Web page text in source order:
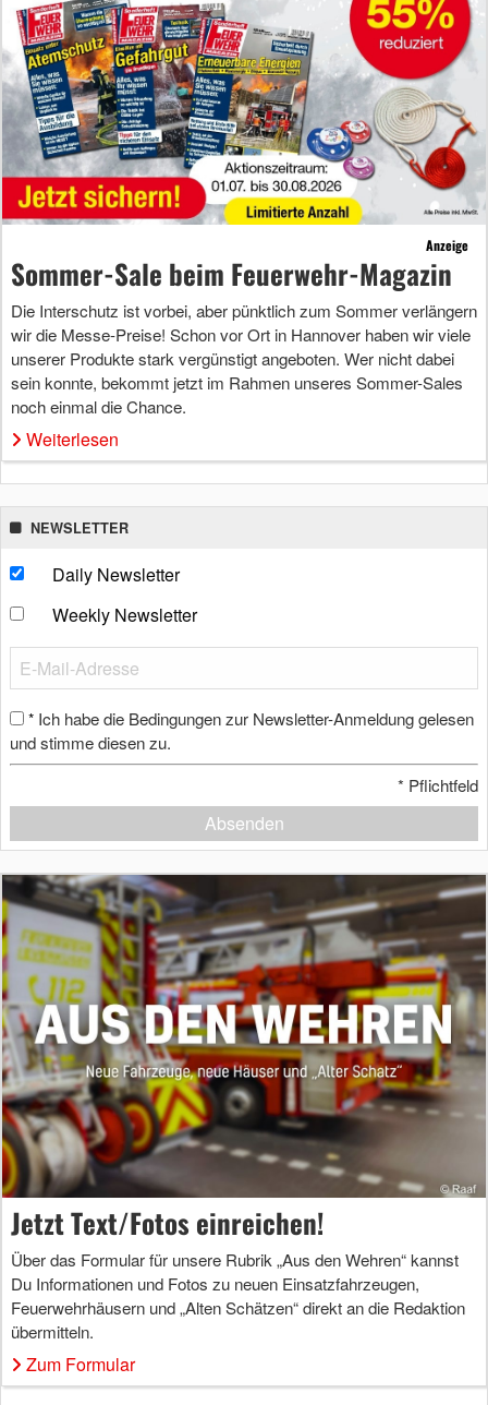
Anzeige
Sommer-Sale beim Feuerwehr-Magazin
Die Interschutz ist vorbei, aber pünktlich zum Sommer verlängern
wir die Messe-Preise! Schon vor Ort in Hannover haben wir viele
unserer Produkte stark vergünstigt angeboten. Wer nicht dabei
sein konnte, bekommt jetzt im Rahmen unseres Sommer-Sales
noch einmal die Chance.
Weiterlesen
NEWSLETTER
Daily Newsletter
Weekly Newsletter
* Ich habe die Bedingungen zur Newsletter-Anmeldung gelesen
und stimme diesen zu.
* Pflichtfeld
Absenden
Jetzt Text/Fotos einreichen!
Über das Formular für unsere Rubrik „Aus den Wehren“ kannst
Du Informationen und Fotos zu neuen Einsatzfahrzeugen,
Feuerwehrhäusern und „Alten Schätzen“ direkt an die Redaktion
übermitteln.
Zum Formular